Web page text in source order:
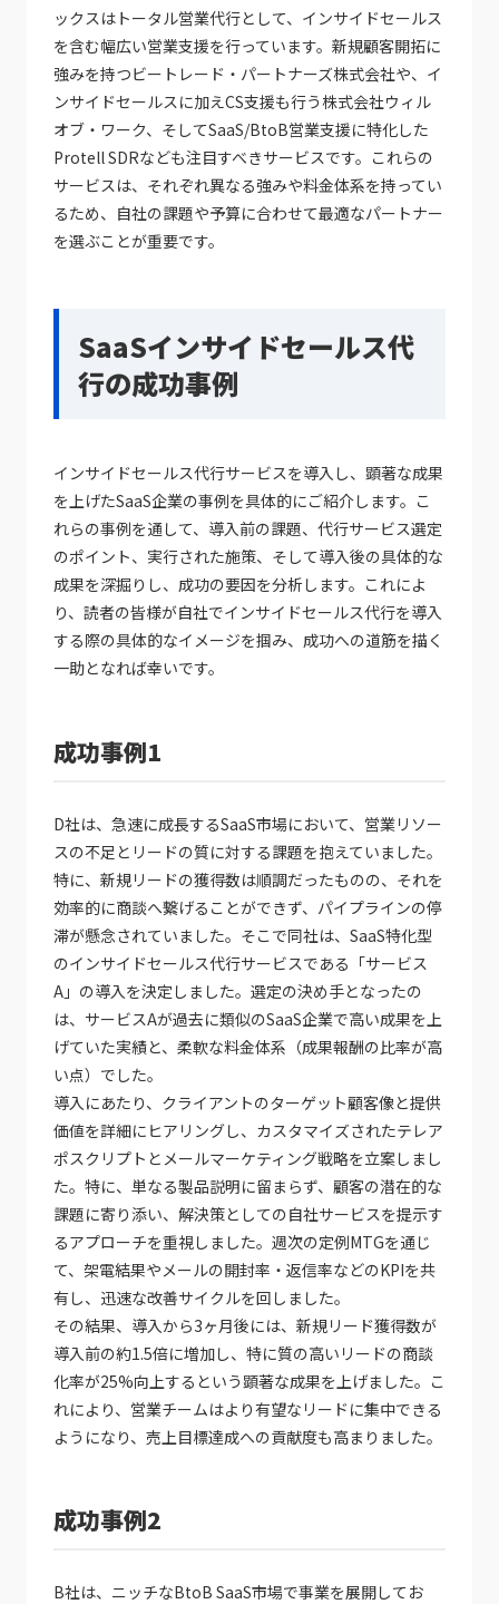
ックスはトータル営業代行として、インサイドセールス
を含む幅広い営業支援を行っています。新規顧客開拓に
強みを持つビートレード・パートナーズ株式会社や、イ
ンサイドセールスに加えCS支援も行う株式会社ウィル
オブ・ワーク、そしてSaaS/BtoB営業支援に特化した
Protell SDRなども注目すべきサービスです。これらの
サービスは、それぞれ異なる強みや料金体系を持ってい
るため、自社の課題や予算に合わせて最適なパートナー
を選ぶことが重要です。
SaaSインサイドセールス代
行の成功事例
インサイドセールス代行サービスを導入し、顕著な成果
を上げたSaaS企業の事例を具体的にご紹介します。こ
れらの事例を通して、導入前の課題、代行サービス選定
のポイント、実行された施策、そして導入後の具体的な
成果を深掘りし、成功の要因を分析します。これによ
り、読者の皆様が自社でインサイドセールス代行を導入
する際の具体的なイメージを掴み、成功への道筋を描く
一助となれば幸いです。
成功事例1
D社は、急速に成長するSaaS市場において、営業リソー
スの不足とリードの質に対する課題を抱えていました。
特に、新規リードの獲得数は順調だったものの、それを
効率的に商談へ繋げることができず、パイプラインの停
滞が懸念されていました。そこで同社は、SaaS特化型
のインサイドセールス代行サービスである「サービス
A」の導入を決定しました。選定の決め手となったの
は、サービスAが過去に類似のSaaS企業で高い成果を上
げていた実績と、柔軟な料金体系（成果報酬の比率が高
い点）でした。
導入にあたり、クライアントのターゲット顧客像と提供
価値を詳細にヒアリングし、カスタマイズされたテレア
ポスクリプトとメールマーケティング戦略を立案しまし
た。特に、単なる製品説明に留まらず、顧客の潜在的な
課題に寄り添い、解決策としての自社サービスを提示す
るアプローチを重視しました。週次の定例MTGを通じ
て、架電結果やメールの開封率・返信率などのKPIを共
有し、迅速な改善サイクルを回しました。
その結果、導入から3ヶ月後には、新規リード獲得数が
導入前の約1.5倍に増加し、特に質の高いリードの商談
化率が25%向上するという顕著な成果を上げました。こ
れにより、営業チームはより有望なリードに集中できる
ようになり、売上目標達成への貢献度も高まりました。
成功事例2
B社は、ニッチなBtoB SaaS市場で事業を展開してお